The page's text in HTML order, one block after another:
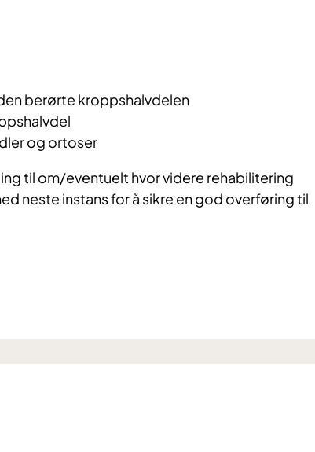
berørte kroppshalvdelen
og ortoser
til om/eventuelt hvor videre rehabilitering
neste instans for å sikre en god overføring til